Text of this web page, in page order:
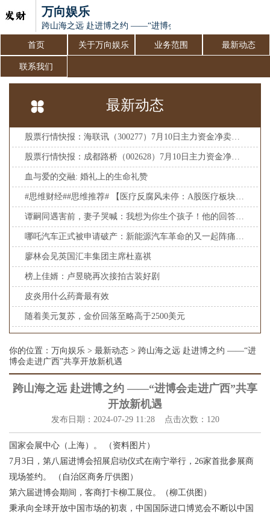
万向娱乐
跨山海之远 赴进博之约 ——“进博会走进广西”共享开放新机
首页 关于万向娱乐 业务范围 最新动态
联系我们
最新动态
股票行情快报：海联讯（300277）7月10日主力资金净卖出114.10万元
股票行情快报：成都路桥（002628）7月10日主力资金净卖出173.78万元
血与爱的交融: 婚礼上的生命礼赞
#思维财经##思维推荐# 【医疗反腐风未停：A股医疗板块刮起“留置立
谭嗣同遇害前，妻子哭喊：我想为你生个孩子！他的回答可谓真君子
哪吒汽车正式被申请破产：新能源汽车革命的又一起阵痛_市场_技术_产品
廖林会见英国汇丰集团主席杜嘉祺
榜上佳婿：卢昱晓再次接拍古装好剧
皮炎用什么药膏最有效
随着美元复苏，金价回落至略高于2500美元
你的位置： 万向娱乐 > 最新动态 > 跨山海之远 赴进博之约 ——“进
博会走进广西”共享开放新机遇
跨山海之远 赴进博之约 ——“进博会走进广西”共享
开放新机遇
发布日期：2024-07-29 11:28 点击次数：120
国家会展中心（上海）。 （资料图片）
7月3日，第八届进博会招展启动仪式在南宁举行，26家首批参展商
现场签约。 （自治区商务厅供图）
第六届进博会期间，客商打卡柳工展位。（柳工供图）
秉承向全球开放中国市场的初衷，中国国际进口博览会不断以中国